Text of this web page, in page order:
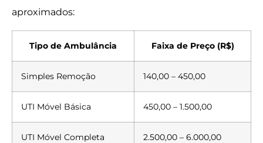
aproximados:
Tipo de Ambulância Faixa de Preço (R$)
Simples Remoção 140,00 – 450,00
UTI Móvel Básica 450,00 – 1.500,00
UTI Móvel Completa 2.500,00 – 6.000,00